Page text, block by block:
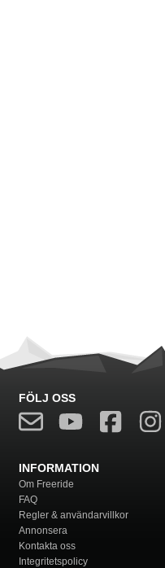
FÖLJ OSS
INFORMATION
Om Freeride
FAQ
Regler & användarvillkor
Annonsera
Kontakta oss
Integritetspolicy